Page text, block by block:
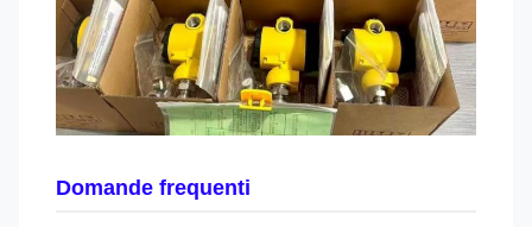
Domande frequenti